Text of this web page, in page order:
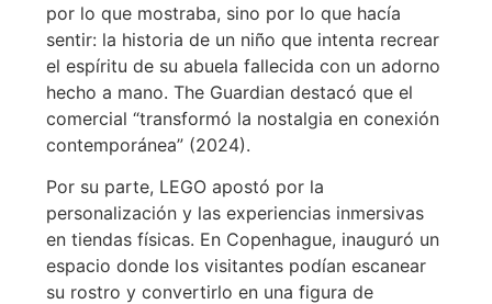
por lo que mostraba, sino por lo que hacía
sentir: la historia de un niño que intenta recrear
el espíritu de su abuela fallecida con un adorno
hecho a mano. The Guardian destacó que el
comercial “transformó la nostalgia en conexión
contemporánea” (2024).
Por su parte, LEGO apostó por la
personalización y las experiencias inmersivas
en tiendas físicas. En Copenhague, inauguró un
espacio donde los visitantes podían escanear
su rostro y convertirlo en una figura de